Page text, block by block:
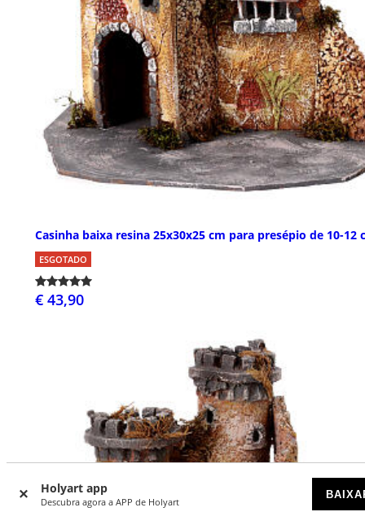
Holyart app
Descubra agora a APP de Holyart
Casinha baixa resina 25x30x25 cm para presépio de 10-12
ESGOTADO
€ 43,90